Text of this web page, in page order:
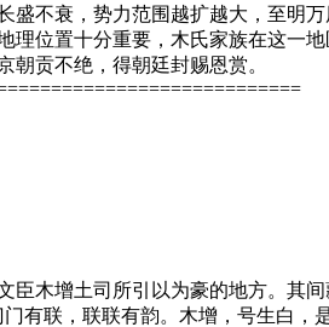
盛不衰，势力范围越扩越大，至明
理位置十分重要，木氏家族在这一
朝贡不绝，得朝廷封赐恩赏。
臣木增土司所引以为豪的地方。其
有联，联联有韵。木增，号生白